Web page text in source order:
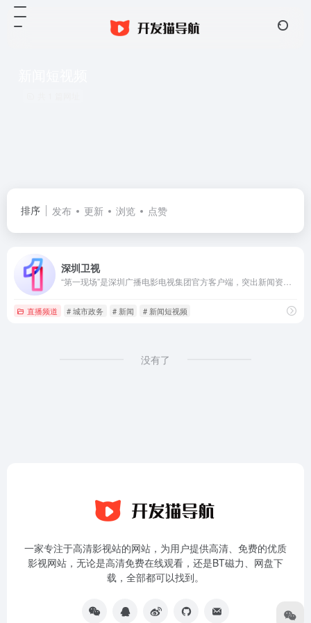
排序 发布 更新 浏览 点赞
深圳卫视
直播频道 # 城市政务 # 新闻 # 新闻短视频
没有了
一家专注于高清影视站的网站，为用户提供高清、免费的优质
影视网站，无论是高清免费在线观看，还是BT磁力、网盘下
载，全部都可以找到。